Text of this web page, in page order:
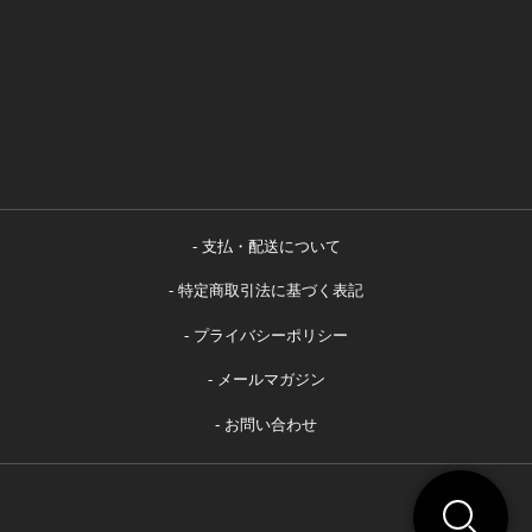
支払・配送について
特定商取引法に基づく表記
プライバシーポリシー
メールマガジン
お問い合わせ